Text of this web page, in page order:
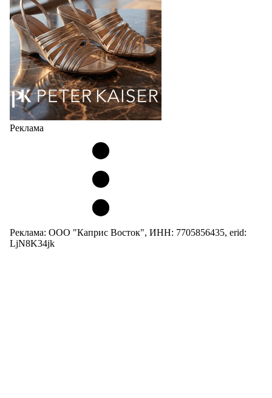
не просто новый сезон, а…
04.08.2026 537
Реклама
Реклама: ООО "Каприс Восток", ИНН: 7705856435, erid:
LjN8K34jk